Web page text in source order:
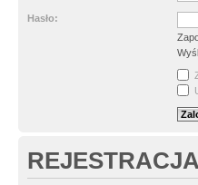
Hasło:
REJESTRACJA